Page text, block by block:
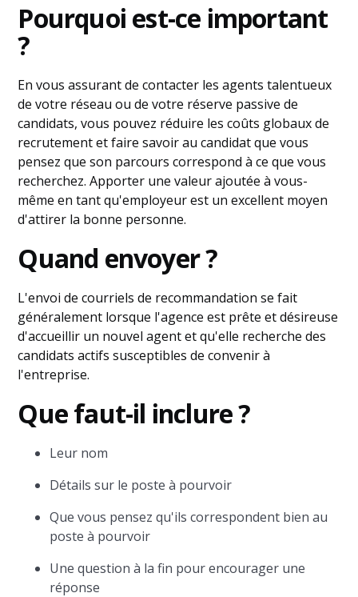
Pourquoi est-ce important
?
En vous assurant de contacter les agents talentueux
de votre réseau ou de votre réserve passive de
candidats, vous pouvez réduire les coûts globaux de
recrutement et faire savoir au candidat que vous
pensez que son parcours correspond à ce que vous
recherchez. Apporter une valeur ajoutée à vous-
même en tant qu'employeur est un excellent moyen
d'attirer la bonne personne.
Quand envoyer ?
L'envoi de courriels de recommandation se fait
généralement lorsque l'agence est prête et désireuse
d'accueillir un nouvel agent et qu'elle recherche des
candidats actifs susceptibles de convenir à
l'entreprise.
Que faut-il inclure ?
Leur nom
Détails sur le poste à pourvoir
Que vous pensez qu'ils correspondent bien au
poste à pourvoir
Une question à la fin pour encourager une
réponse